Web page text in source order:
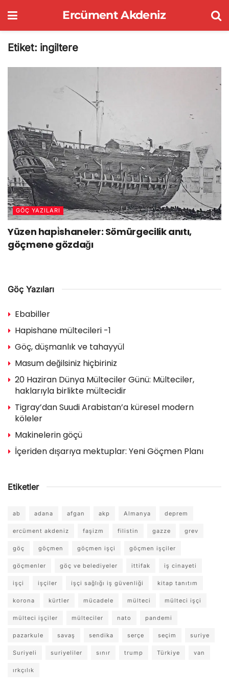
Ercüment Akdeniz
Etiket: ingiltere
GÖÇ YAZILARI
Yüzen hapi̇shaneler: Sömürgecilik anıtı,
göçmene gözdağı
Göç Yazıları
Ebabiller
Hapishane mültecileri -1
Göç, düşmanlık ve tahayyül
Masum değilsiniz hiçbiriniz
20 Haziran Dünya Mülteciler Günü: Mülteciler,
haklarıyla birlikte mültecidir
Tigray’dan Suudi Arabistan’a küresel modern
köleler
Makinelerin göçü
İçeriden dışarıya mektuplar: Yeni Göçmen Planı
Etiketler
ab adana afgan akp Almanya deprem
ercüment akdeniz faşizm filistin gazze grev
göç göçmen göçmen işçi göçmen işçiler
göçmenler göç ve belediyeler ittifak iş cinayeti
işçi işçiler işçi sağlığı iş güvenliği kitap tanıtım
korona kürtler mücadele mülteci mülteci işçi
mülteci işçiler mülteciler nato pandemi
pazarkule savaş sendika serçe seçim suriye
Suriyeli suriyeliler sınır trump Türkiye van
ırkçılık